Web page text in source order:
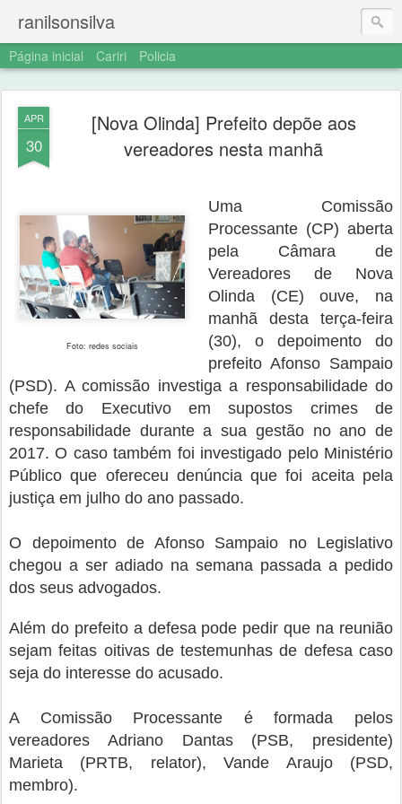
ranilsonsilva
Página inicial Cariri Policia
APR
30
[Nova Olinda] Prefeito depõe aos
vereadores nesta manhã
Foto: redes sociais
Uma Comissão
Processante (CP) aberta
pela Câmara de
Vereadores de Nova
Olinda (CE) ouve, na
manhã desta terça-feira
(30), o depoimento do
prefeito Afonso Sampaio
(PSD). A comissão investiga a responsabilidade do
chefe do Executivo em supostos crimes de
responsabilidade durante a sua gestão no ano de
2017. O caso também foi investigado pelo Ministério
Público que ofereceu denúncia que foi aceita pela
justiça em julho do ano passado.
O depoimento de Afonso Sampaio no Legislativo
chegou a ser adiado na semana passada a pedido
dos seus advogados.
Além do prefeito a defesa pode pedir que na reunião
sejam feitas oitivas de testemunhas de defesa caso
seja do interesse do acusado.
A Comissão Processante é formada pelos
vereadores Adriano Dantas (PSB, presidente)
Marieta (PRTB, relator), Vande Araujo (PSD,
membro).